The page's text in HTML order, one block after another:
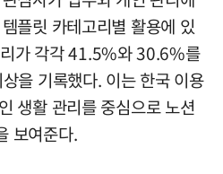
플릿 카테고리별 활용에 있
가 각각 41.5%와 30.6%를
을 기록했다. 이는 한국 이용
생활 관리를 중심으로 노션
보여준다.